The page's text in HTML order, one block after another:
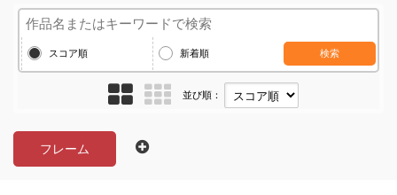
スコア順 新着順 検索
並び順：
フレーム